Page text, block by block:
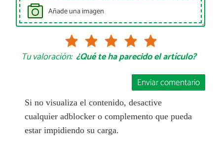
Añade una imagen
Tu valoración: ¿Qué te ha parecido el artículo?
Enviar comentario
Si no visualiza el contenido, desactive
cualquier adblocker o complemento que pueda
estar impidiendo su carga.